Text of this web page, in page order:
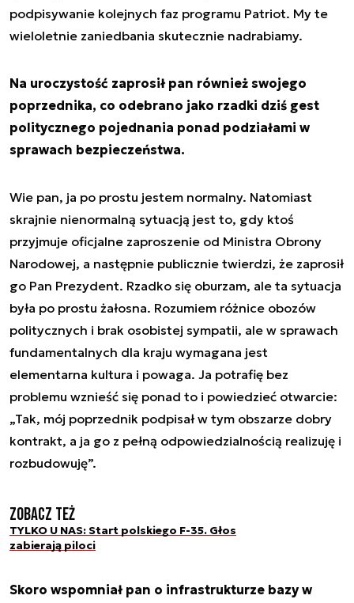
podpisywanie kolejnych faz programu Patriot. My te
wieloletnie zaniedbania skutecznie nadrabiamy.
Na uroczystość zaprosił pan również swojego
poprzednika, co odebrano jako rzadki dziś gest
politycznego pojednania ponad podziałami w
sprawach bezpieczeństwa.
Wie pan, ja po prostu jestem normalny. Natomiast
skrajnie nienormalną sytuacją jest to, gdy ktoś
przyjmuje oficjalne zaproszenie od Ministra Obrony
Narodowej, a następnie publicznie twierdzi, że zaprosił
go Pan Prezydent. Rzadko się oburzam, ale ta sytuacja
była po prostu żałosna. Rozumiem różnice obozów
politycznych i brak osobistej sympatii, ale w sprawach
fundamentalnych dla kraju wymagana jest
elementarna kultura i powaga. Ja potrafię bez
problemu wznieść się ponad to i powiedzieć otwarcie:
„Tak, mój poprzednik podpisał w tym obszarze dobry
kontrakt, a ja go z pełną odpowiedzialnością realizuję i
rozbudowuję”.
Zobacz też
TYLKO U NAS: Start polskiego F-35. Głos
zabierają piloci
Skoro wspomniał pan o infrastrukturze bazy w